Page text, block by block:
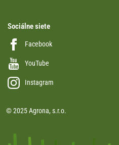
Sociálne siete
Facebook
YouTube
Instagram
© 2025 Agrona, s.r.o.